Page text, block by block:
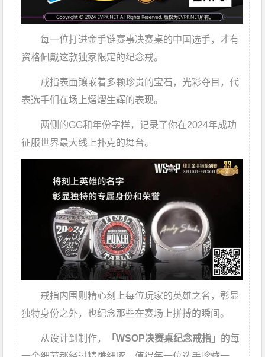
每一位打进金手链赛事决赛桌的中国选手，才有
资格佩戴这款独家限定的纪念戒。
戒指表面镶嵌着多颗珍贵的宝石，光彩夺目，代
表选手们在场上熠熠生辉的表现。
两侧的GG和年份字样，记录了你在2024年成功
征服世界最大线上扑克的舞台。
戒指内围则精心刻上每位玩家的英雄之名，彰显
独特身份之外，也纪念那些在赛场上拼搏的瞬间。
从设计到制作， 「WSOP决赛桌纪念戒指」 的每